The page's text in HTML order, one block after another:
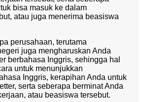
bisa masuk ke dalam
atau juga menerima beasiswa
perusahaan, terutama
juga mengharuskan Anda
berbahasa Inggris, sehingga hal
untuk menunjukkan
Inggris, kerapihan Anda untuk
serta seberapa berminat Anda
atau beasiswa tersebut.